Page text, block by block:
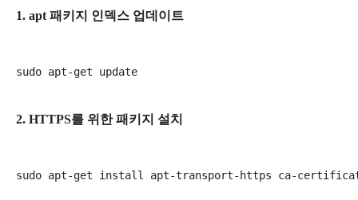
1. apt 패키지 인덱스 업데이트
2. HTTPS를 위한 패키지 설치